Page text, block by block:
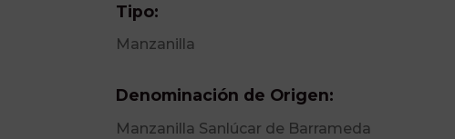
Tipo:
Manzanilla
Denominación de Origen:
Manzanilla Sanlúcar de Barrameda